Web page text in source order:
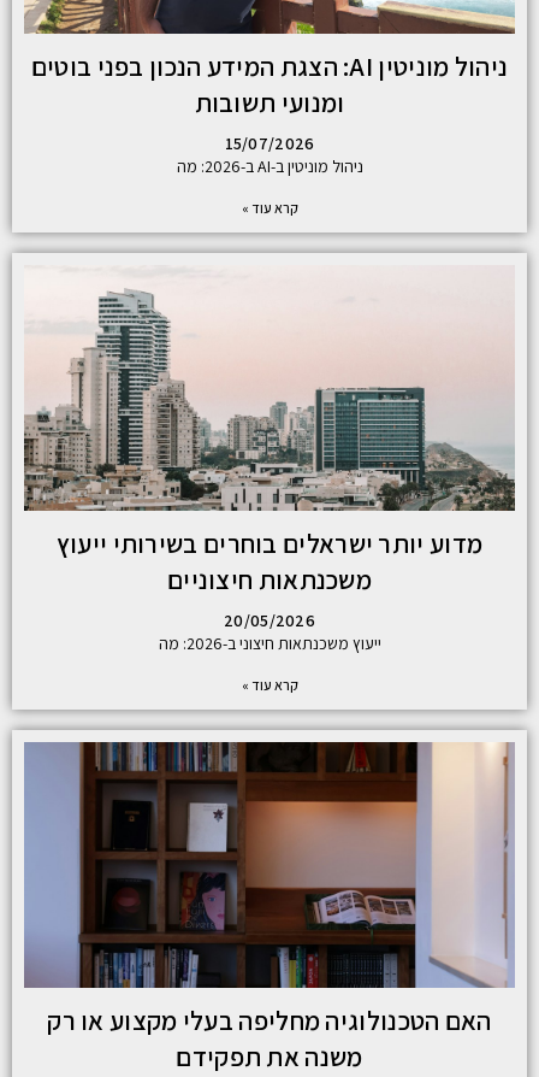
ניהול מוניטין AI: הצגת המידע הנכון בפני בוטים
ומנועי תשובות
15/07/2026
ניהול מוניטין ב-AI ב-2026: מה
קרא עוד »
מדוע יותר ישראלים בוחרים בשירותי ייעוץ
משכנתאות חיצוניים
20/05/2026
ייעוץ משכנתאות חיצוני ב-2026: מה
קרא עוד »
האם הטכנולוגיה מחליפה בעלי מקצוע או רק
משנה את תפקידם